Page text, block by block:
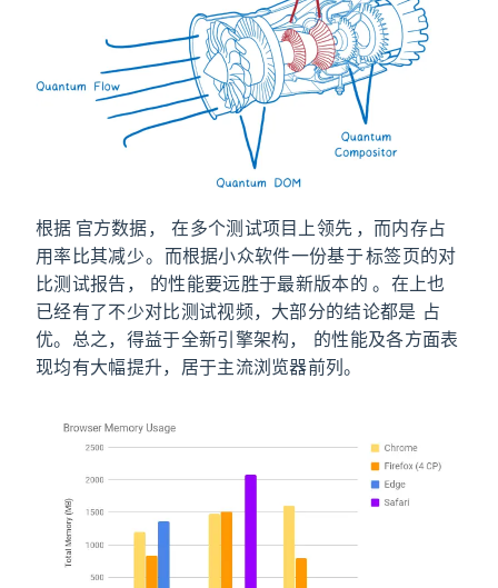
根据 Mozilla 官方数据，Firefox Quantum 在多个测试项目上领先 Chrome，而内存占
用率比其减少 30%。而根据小众软件一份基于 300+ 标签页的对
比测试报告，Firefox Quantum 的性能要远胜于最新版本的 Google Chrome。在 YouTube 上也
已经有了不少对比测试视频，大部分的结论都是 Firefox Quantum 占
优。总之，得益于全新引擎架构，Firefox Quantum 的性能及各方面表
现均有大幅提升，居于主流浏览器前列。